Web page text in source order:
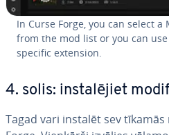
In Curse Forge, you can select
from the mod list or you can
specific extension.
4. solis: in­sta­lē­jiet
Tagad vari instalēt sev